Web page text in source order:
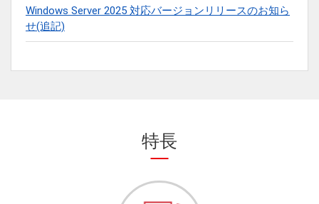
Windows Server 2025 対応バージョンリリースのお知ら
せ(追記)
特長